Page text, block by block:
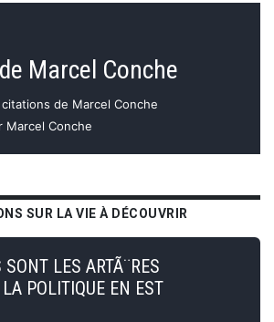
Marcel Conche
de Marcel Conche
Marcel Conche
SUR LA VIE À DÉCOUVRIR
LES ARTÃ¨RES
POLITIQUE EN EST